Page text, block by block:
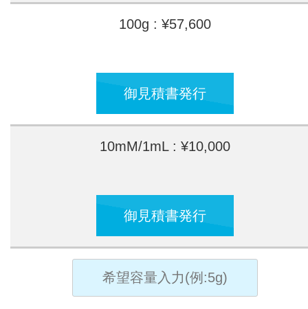
100g : ¥57,600
御見積書発行
10mM/1mL : ¥10,000
御見積書発行